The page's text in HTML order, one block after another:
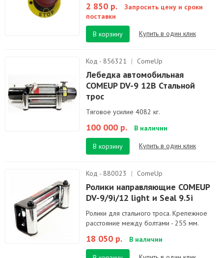
2 850 р.
Запросить цену и сроки
поставки
В корзину
Купить в один клик
Код - 856321 | ComeUp
Лебедка автомобильная
COMEUP DV-9 12В Стальной
трос
Тяговое усилие 4082 кг.
100 000 р. В наличии
В корзину Купить в один клик
Код - 880023 | ComeUp
Ролики направляющие COMEUP
DV-9/9i/12 light и Seal 9.5i
Ролики для стального троса. Крепежное
расстояние между болтами - 255 мм.
18 050 р. В наличии